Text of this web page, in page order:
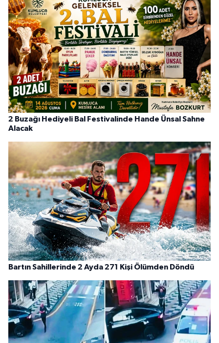
2 Buzağı Hediyeli Bal Festivalinde Hande Ünsal Sahne
Alacak
Bartın Sahillerinde 2 Ayda 271 Kişi Ölümden Döndü